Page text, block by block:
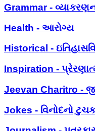
Grammar -
Health - આરોગ્ય
Historical -
Inspiration -
Jeevan Charitro -
Jokes - વિનોદનો